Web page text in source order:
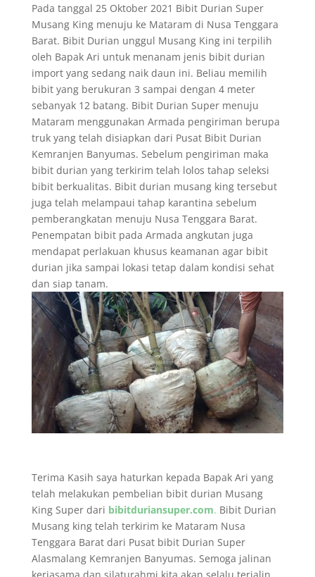
Pada tanggal 25 Oktober 2021 Bibit Durian Super
Musang King menuju ke Mataram di Nusa Tenggara
Barat. Bibit Durian unggul Musang King ini terpilih
oleh Bapak Ari untuk menanam jenis bibit durian
import yang sedang naik daun ini. Beliau memilih
bibit yang berukuran 3 sampai dengan 4 meter
sebanyak 12 batang. Bibit Durian Super menuju
Mataram menggunakan Armada pengiriman berupa
truk yang telah disiapkan dari Pusat Bibit Durian
Kemranjen Banyumas. Sebelum pengiriman maka
bibit durian yang terkirim telah lolos tahap seleksi
bibit berkualitas. Bibit durian musang king tersebut
juga telah melampaui tahap karantina sebelum
pemberangkatan menuju Nusa Tenggara Barat.
Penempatan bibit pada Armada angkutan juga
mendapat perlakuan khusus keamanan agar bibit
durian jika sampai lokasi tetap dalam kondisi sehat
dan siap tanam.
Terima Kasih saya haturkan kepada Bapak Ari yang
telah melakukan pembelian bibit durian Musang
King Super dari bibitduriansuper.com. Bibit Durian
Musang king telah terkirim ke Mataram Nusa
Tenggara Barat dari Pusat bibit Durian Super
Alasmalang Kemranjen Banyumas. Semoga jalinan